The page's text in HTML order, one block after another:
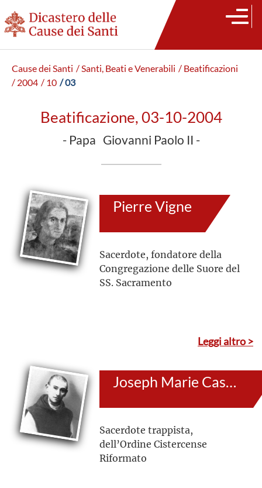
Cause dei Santi / Santi, Beati e Venerabili / Beatificazioni
/ 2004 / 10 / 03
Beatificazione, 03-10-2004
- Papa Giovanni Paolo II -
Pierre Vigne
Sacerdote, fondatore della
Congregazione delle Suore del
SS. Sacramento
Leggi altro >
Joseph Marie Cassant
Sacerdote trappista,
dell’Ordine Cistercense
Riformato